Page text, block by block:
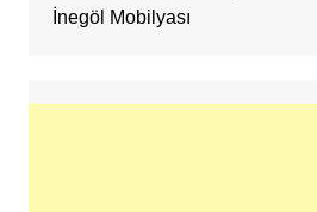
İnegöl Mobilyası